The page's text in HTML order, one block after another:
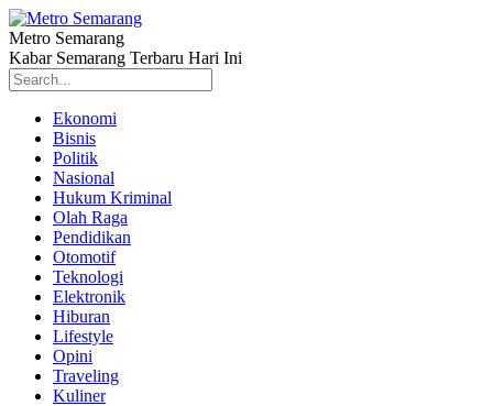
Metro Semarang
Kabar Semarang Terbaru Hari Ini
Ekonomi
Bisnis
Politik
Nasional
Hukum Kriminal
Olah Raga
Pendidikan
Otomotif
Teknologi
Elektronik
Hiburan
Lifestyle
Opini
Traveling
Kuliner